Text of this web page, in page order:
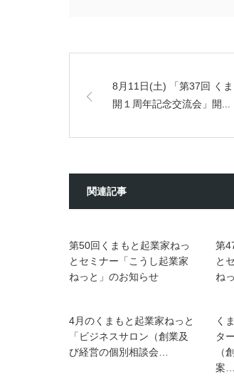
8月11日(土) 「第37回 く
開１周年記念交流会」開...
関連記事
第50回くまもと起業家ねっ
とセミナー「こうし起業家
ねっと」のお知らせ
第
と
ね
4月のくまもと起業家ねっと
「ビジネスサロン（創業及
び経営の個別相談会…
く
タ
（
案…